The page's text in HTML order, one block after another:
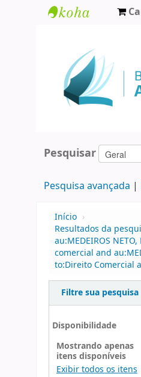
Agamenon
Magalhães
Pesquisar
Pesquisa avançada
Início ›
Resultados da
au:MEDEIROS
comercial and
to:Direito Comercial
Filtre sua pesquisa
Disponibilidade
Mostrando apenas
itens disponíveis
Exibir todos os itens